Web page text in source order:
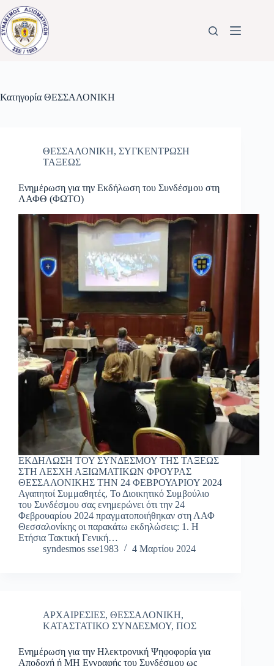
Μετάβαση
στο
περιεχόμενο
Κατηγορία ΘΕΣΣΑΛΟΝΙΚΗ
ΘΕΣΣΑΛΟΝΙΚΗ, ΣΥΓΚΕΝΤΡΩΣΗ
ΤΑΞΕΩΣ
Ενημέρωση για την Εκδήλωση του Συνδέσμου στη
ΛΑΦΘ (ΦΩΤΟ)
ΕΚΔΗΛΩΣΗ ΤΟΥ ΣΥΝΔΕΣΜΟΥ ΤΗΣ ΤΑΞΕΩΣ
ΣΤΗ ΛΕΣΧΗ ΑΞΙΩΜΑΤΙΚΩΝ ΦΡΟΥΡΑΣ
ΘΕΣΣΑΛΟΝΙΚΗΣ ΤΗΝ 24 ΦΕΒΡΟΥΑΡΙΟΥ 2024
Αγαπητοί Συμμαθητές, Το Διοικητικό Συμβούλιο
του Συνδέσμου σας ενημερώνει ότι την 24
Φεβρουαρίου 2024 πραγματοποιήθηκαν στη ΛΑΦ
Θεσσαλονίκης οι παρακάτω εκδηλώσεις: 1. Η
Ετήσια Τακτική Γενική…
syndesmos sse1983
4 Μαρτίου 2024
ΑΡΧΑΙΡΕΣΙΕΣ, ΘΕΣΣΑΛΟΝΙΚΗ,
ΚΑΤΑΣΤΑΤΙΚΟ ΣΥΝΔΕΣΜΟΥ, ΠΟΣ
Ενημέρωση για την Ηλεκτρονική Ψηφοφορία για
Αποδοχή ή ΜΗ Εγγραφής του Συνδέσμου ως